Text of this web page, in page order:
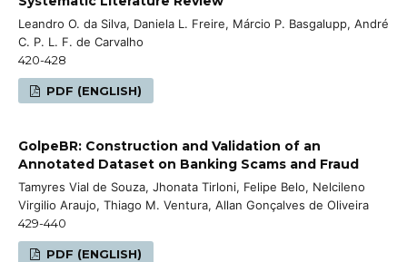
Leandro O. da Silva, Daniela L. Freire, Márcio P. Basgalupp, André
C. P. L. F. de Carvalho
420-428
PDF (ENGLISH)
GolpeBR: Construction and Validation of an
Annotated Dataset on Banking Scams and Fraud
Tamyres Vial de Souza, Jhonata Tirloni, Felipe Belo, Nelcileno
Virgilio Araujo, Thiago M. Ventura, Allan Gonçalves de Oliveira
429-440
PDF (ENGLISH)